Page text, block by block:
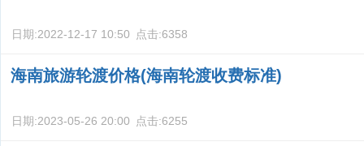
日期:2022-12-17 10:50 点击:6358
海南旅游轮渡价格(海南轮渡收费标准)
日期:2023-05-26 20:00 点击:6255